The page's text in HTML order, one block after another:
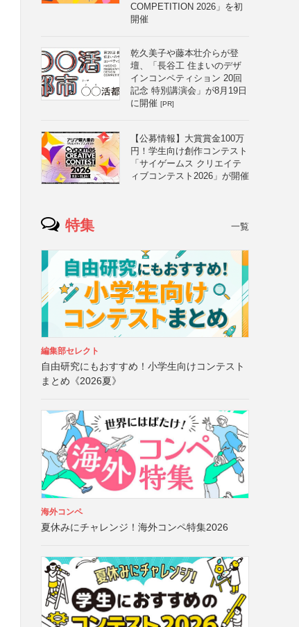
COMPETITION 2026」を初
開催
乾久美子や藤本壮介らが登
壇、「長谷工 住まいのデザ
インコンペティション 20回
記念 特別講演会」が8月19日
に開催 [PR]
【公募情報】大賞賞金100万
円！学生向け創作コンテスト
「サイゲームス クリエイテ
ィブコンテスト2026」が開催
特集 一覧
編集部セレクト
自由研究にもおすすめ！小学生向けコンテスト
まとめ《2026夏》
海外コンペ
夏休みにチャレンジ！海外コンペ特集2026